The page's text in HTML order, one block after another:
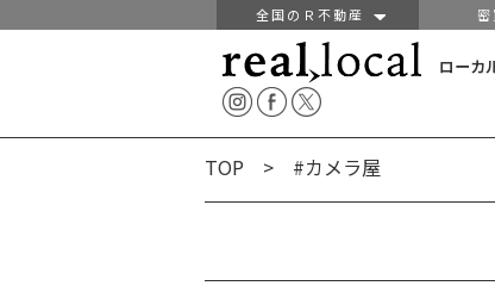
全国のＲ不動産
ローカ
TOP > #カメラ屋